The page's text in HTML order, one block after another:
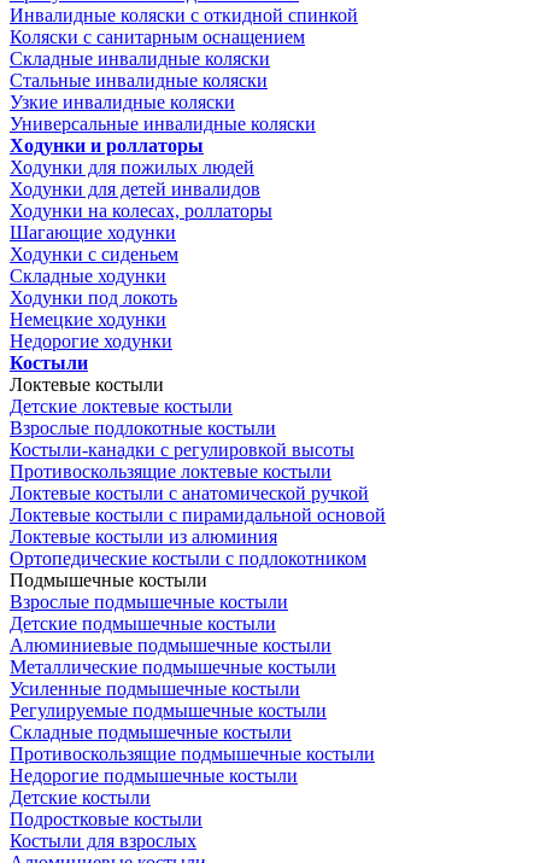
Инвалидные коляски с откидной спинкой
Коляски с санитарным оснащением
Складные инвалидные коляски
Стальные инвалидные коляски
Узкие инвалидные коляски
Универсальные инвалидные коляски
Ходунки и роллаторы
Ходунки для пожилых людей
Ходунки для детей инвалидов
Ходунки на колесах, роллаторы
Шагающие ходунки
Ходунки с сиденьем
Складные ходунки
Ходунки под локоть
Немецкие ходунки
Недорогие ходунки
Костыли
Локтевые костыли
Детские локтевые костыли
Взрослые подлокотные костыли
Костыли-канадки с регулировкой высоты
Противоскользящие локтевые костыли
Локтевые костыли с анатомической ручкой
Локтевые костыли с пирамидальной основой
Локтевые костыли из алюминия
Ортопедические костыли с подлокотником
Подмышечные костыли
Взрослые подмышечные костыли
Детские подмышечные костыли
Алюминиевые подмышечные костыли
Металлические подмышечные костыли
Усиленные подмышечные костыли
Регулируемые подмышечные костыли
Складные подмышечные костыли
Противоскользящие подмышечные костыли
Недорогие подмышечные костыли
Детские костыли
Подростковые костыли
Костыли для взрослых